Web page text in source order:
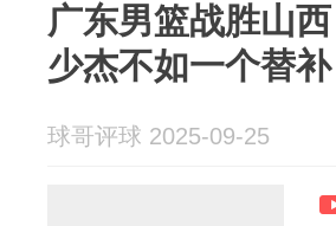
广东男篮战胜山
少杰不如一个替补
球哥评球 2025-09-25